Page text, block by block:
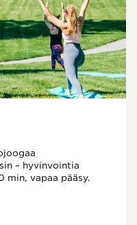
– hyvinvointia
min, vapaa pääsy.